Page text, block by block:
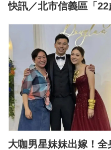
快訊／北市信義區「
大咖男星妹妹出嫁！